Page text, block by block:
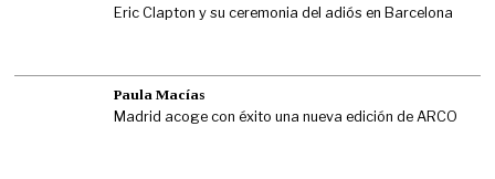
Eric Clapton y su ceremonia del adiós en Barcelona
Paula Macías
Madrid acoge con éxito una nueva edición de ARCO